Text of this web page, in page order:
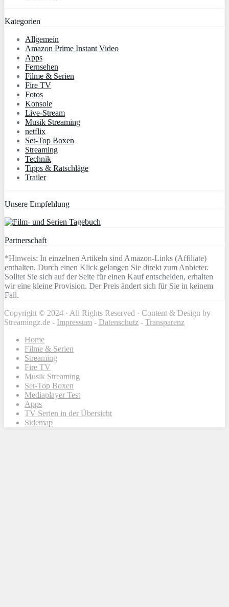
Kategorien
Allgemein
Amazon Prime Instant Video
Apps
Fernsehen
Filme & Serien
Fire TV
Fotos
Konsole
Live-Stream
Musik Streaming
netflix
Set-Top Boxen
Streaming
Technik
Tipps & Ratschläge
Trailer
Unsere Empfehlung
Partnerschaft
*Hinweis: In einzelnen Artikeln sind Amazon-Links (Affiliate)
enthalten. Durch einen Klick gelangen Sie direkt zum Anbieter.
Solltet Sie sich auf der Seite für einen Kauf entscheiden, erhalten
wir eine kleine Provision. Der Preis ändert sich für Sie in keinem
Fall.
Copyright © 2024 · All Rights Reserved · Content & Design by
Streamingz.de - Impressum - Datenschutz - Transparenz
Home
Filme & Serien
Streaming
Fire TV
Musik Streaming
Set-Top Boxen
Mediaplayer Test
Apps
TV Serien in der Übersicht
Sidemap